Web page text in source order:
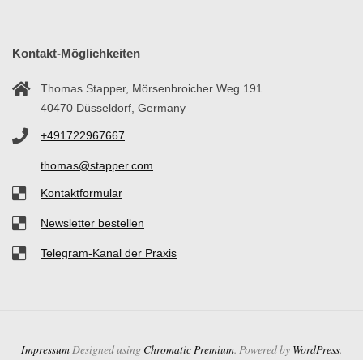
O
P
A
H
I
Kontakt-Möglichkeiten
Thomas Stapper, Mörsenbroicher Weg 191
40470 Düsseldorf, Germany
+491722967667
thomas@stapper.com
Kontaktformular
Newsletter bestellen
Telegram-Kanal der Praxis
Impressum Designed using Chromatic Premium. Powered by WordPress.